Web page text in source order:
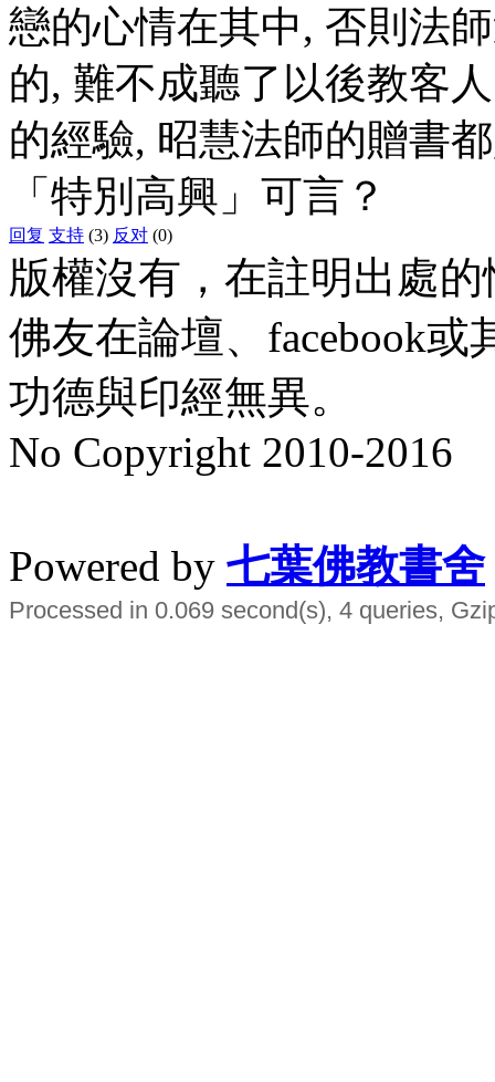
戀的心情在其中, 否則法
的, 難不成聽了以後教客
的經驗, 昭慧法師的贈書
「特別高興」可言？
回复 支持 (3) 反对 (0)
版權沒有，在註明出處
佛友在論壇、facebook
功德與印經無異。
No Copyright 2010-2016
Powered by 七葉佛教書舍
Processed in 0.069 second(s), 4 queries,